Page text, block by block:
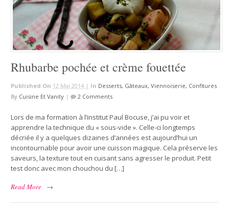
Rhubarbe pochée et crème fouettée
Published On 12 Mai 2014 | In Desserts, Gâteaux, Viennoiserie, Confitures
By Cuisine Et Vanity | 2 Comments
Lors de ma formation à l’institut Paul Bocuse, j’ai pu voir et
apprendre la technique du « sous-vide ». Celle-ci longtemps
décriée il y a quelques dizaines d’années est aujourd’hui un
incontournable pour avoir une cuisson magique. Cela préserve les
saveurs, la texture tout en cuisant sans agresser le produit. Petit
test donc avec mon chouchou du […]
Read More
→